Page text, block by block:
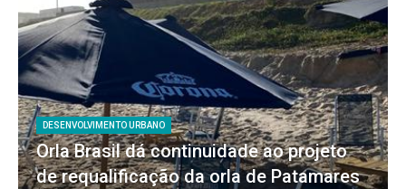
DESENVOLVIMENTO URBANO
Orla Brasil dá continuidade ao projeto
de requalificação da orla de Patamares